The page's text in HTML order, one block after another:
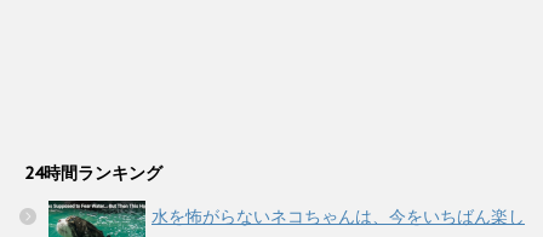
24時間ランキング
水を怖がらないネコちゃんは、今をいちばん楽し